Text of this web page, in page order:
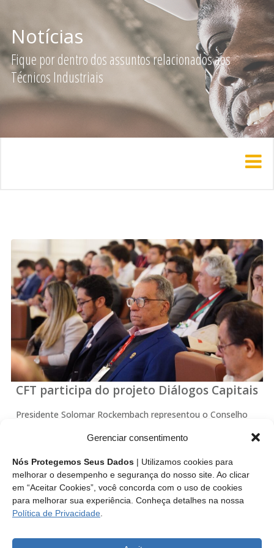
Gerenciar consentimento
Nós Protegemos Seus Dados | Utilizamos cookies para
melhorar o desempenho e segurança do nosso site. Ao clicar
em “Aceitar Cookies”, você concorda com o uso de cookies
para melhorar sua experiência. Conheça detalhes na nossa
Política de Privacidade
Notícias
Fique por dentro dos assuntos relacionados aos
Técnicos Industriais
CFT participa do projeto Diálogos Capitais
Presidente Solomar Rockembach representou o Conselho
2024 do projeto Diálogos Capitais. O Fórum que discute
“Um Projeto de Brasil” e integra a programação de
aniversário dos 30 anos da Revista Carta…
Leia mais